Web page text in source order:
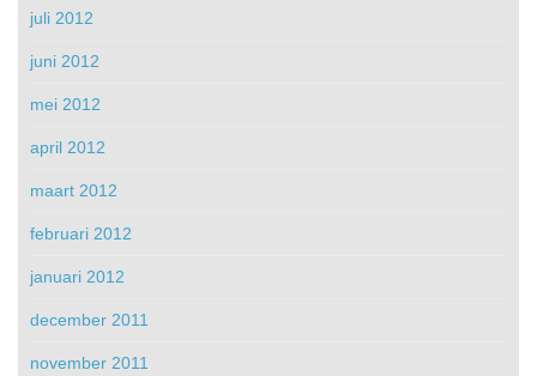
juli 2012
juni 2012
mei 2012
april 2012
maart 2012
februari 2012
januari 2012
december 2011
november 2011